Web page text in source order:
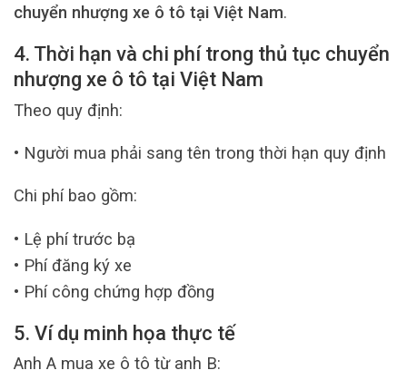
chuyển nhượng xe ô tô tại Việt Nam.
4. Thời hạn và chi phí trong thủ tục chuyển
nhượng xe ô tô tại Việt Nam
Theo quy định:
• Người mua phải sang tên trong thời hạn quy định
Chi phí bao gồm:
• Lệ phí trước bạ
• Phí đăng ký xe
• Phí công chứng hợp đồng
5. Ví dụ minh họa thực tế
Anh A mua xe ô tô từ anh B: